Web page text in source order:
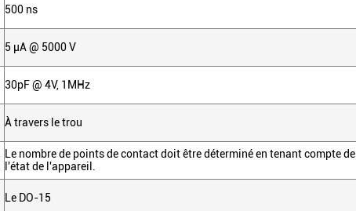
500 ns
5 μA @ 5000 V
30pF @ 4V, 1MHz
À travers le trou
Le nombre de points de contact doit être déterminé en tenant compte de
l'état de l'appareil.
Le DO-15